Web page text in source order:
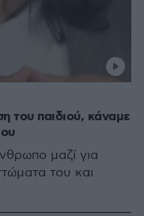
του παιδιού, κάναμε
μαζί για
του και